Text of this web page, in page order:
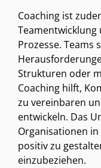
Coaching ist
Teamentwicklung
Prozesse. Teams
Strukturen oder
Coaching hilft,
zu vereinbaren
entwickeln. Das
Organisationen
positiv zu
einzubeziehen.